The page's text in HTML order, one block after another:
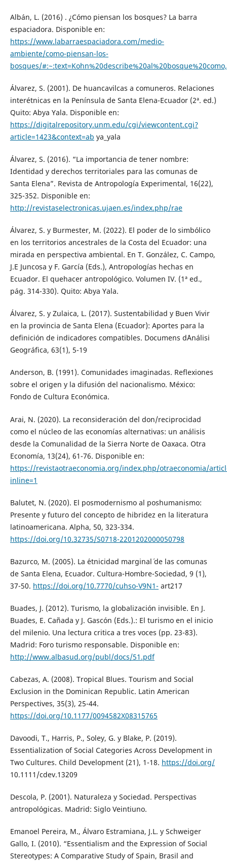
Albán, L. (2016) . ¿Cómo piensan los bosques? La barra
espaciadora. Disponible en:
https://www.labarraespaciadora.com/medio-
ambiente/como-piensan-los-
bosques/
Álvarez, S. (2001). De huancavilcas a comuneros. Relaciones
interétnicas en la Península de Santa Elena-Ecuador (2ª. ed.)
Quito: Abya Yala. Disponible en:
https://digitalrepository.unm.edu/cgi/viewcontent.cgi?
article=1423&context=ab ya_yala
Álvarez, S. (2016). “La importancia de tener nombre:
Identidad y derechos territoriales para las comunas de
Santa Elena”. Revista de Antropología Experimental, 16(22),
325-352. Disponible en:
http://revistaselectronicas.ujaen.es/index.php/rae
Álvarez, S. y Burmester, M. (2022). El poder de lo simbólico
en los territorios ancestrales de la Costa del Ecuador: una
mirada en perspectiva ambiental. En T. González, C. Campo,
J.E Juncosa y F. García (Eds.), Antropologías hechas en
Ecuador. El quehacer antropológico. Volumen IV. (1ª ed.,
pág. 314-330). Quito: Abya Yala.
Álvarez, S. y Zulaica, L. (2017). Sustentabilidad y Buen Vivir
en la provincia de Santa Elena (Ecuador): Aportes para la
definición de indicadores compatibles. Documens d´Análisi
Geográfica, 63(1), 5-19
Anderson, B. (1991). Comunidades imaginadas. Reflexiones
sobre el origen y la difusión del nacionalismo. México:
Fondo de Cultura Económica.
Arai, N. (2020). La reconsideración del don/reciprocidad
como el núcleo de las economías alternativas: un análisis
desde la Comunalidad de la Sierra Norte de Oaxaca. Otra
Economía, 13(24), 61-76. Disponible en:
https://revistaotraeconomia.org/index.php/otraeconomia/
inline=1
Balutet, N. (2020). El posmodernismo al poshumanismo:
Presente y futuro del concepto de hibridez en la literatura
latinoamericana. Alpha, 50, 323-334.
https://doi.org/10.32735/S0718-2201202000050798
Bazurco, M. (2005). La ´etnicidad marginal´ de las comunas
de Santa Elena, Ecuador. Cultura-Hombre-Sociedad, 9 (1),
37-50. https://doi.org/10.7770/cuhso-V9N1- art217
Buades, J. (2012). Turismo, la globalización invisible. En J.
Buades, E. Cañada y J. Gascón (Eds.).: El turismo en el inicio
del milenio. Una lectura critica a tres voces (pp. 23-83).
Madrid: Foro turismo responsable. Disponible en:
http://www.albasud.org/publ/docs/51.pdf
Cabezas, A. (2008). Tropical Blues. Tourism and Social
Exclusion in the Dominican Republic. Latin American
Perspectives, 35(3), 25-44.
https://doi.org/10.1177/0094582X08315765
Davoodi, T., Harris, P., Soley, G. y Blake, P. (2019).
Essentialization of Social Categories Across Development in
Two Cultures. Child Development (21), 1-18. https://doi.org/
10.1111/cdev.13209
Descola, P. (2001). Naturaleza y Sociedad. Perspectivas
antropológicas. Madrid: Siglo Veintiuno.
Emanoel Pereira, M., Álvaro Estramiana, J.L. y Schweiger
Gallo, I. (2010). “Essentialism and the Expression of Social
Stereotypes: A Comparative Study of Spain, Brasil and